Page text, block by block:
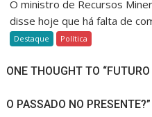
O ministro de Recursos
disse hoje que há falta de
Destaque Política
ONE THOUGHT TO
O PASSADO NO PRESENTE?”